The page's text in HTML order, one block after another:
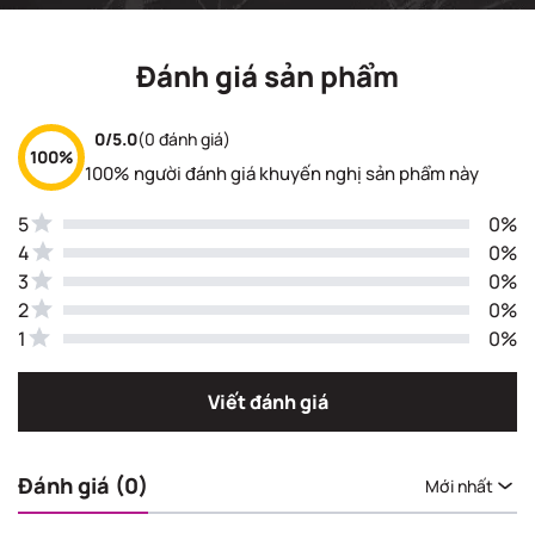
Đánh giá sản phẩm
100%
0/5.0(0 đánh giá)
100% người đánh giá khuyến nghị sản phẩm này
5
0%
4
0%
3
0%
2
0%
1
0%
Viết đánh giá
Đánh giá (0) Mới nhất